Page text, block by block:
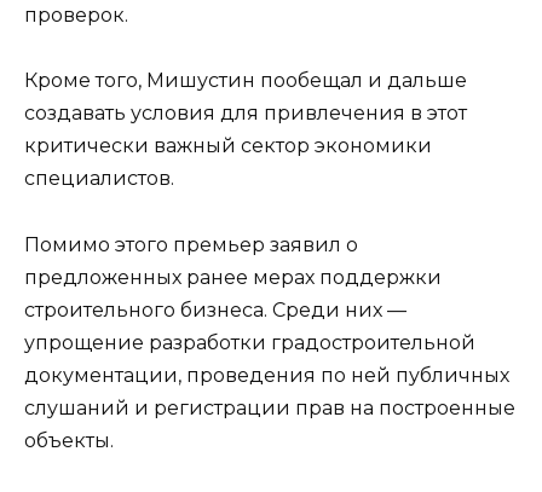
проверок.
Кроме того, Мишустин пообещал и дальше
создавать условия для привлечения в этот
критически важный сектор экономики
специалистов.
Помимо этого премьер заявил о
предложенных ранее мерах поддержки
строительного бизнеса. Среди них —
упрощение разработки градостроительной
документации, проведения по ней публичных
слушаний и регистрации прав на построенные
объекты.